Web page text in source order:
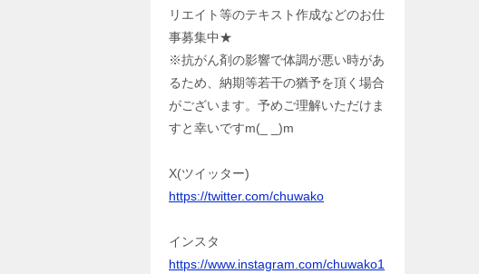
リエイト等のテキスト作成などのお仕
事募集中★
※抗がん剤の影響で体調が悪い時があ
るため、納期等若干の猶予を頂く場合
がございます。予めご理解いただけま
すと幸いですm(_ _)m
X(ツイッター)
https://twitter.com/chuwako
インスタ
https://www.instagram.com/chuwako1